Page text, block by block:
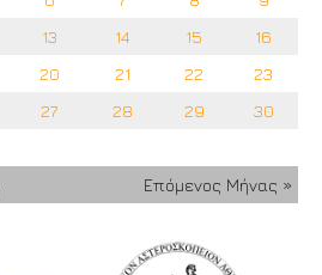
13 14 15
16
20 21 22
23
27 28 29
30
Επόμενος Μήνας »